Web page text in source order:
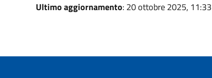
Ultimo aggiornamento: 20 ottobre 2025, 11:33